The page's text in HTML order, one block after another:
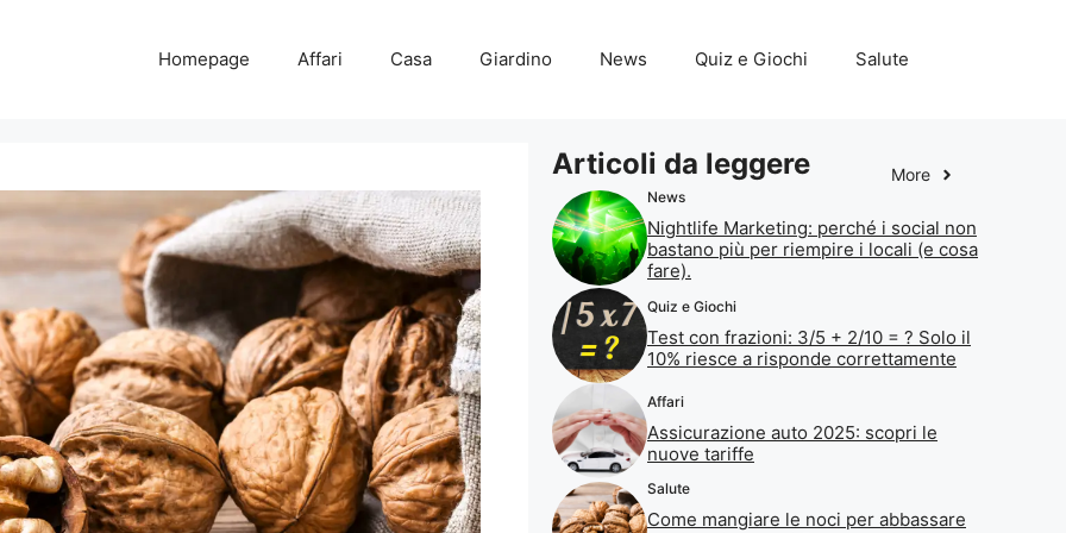
Homepage Affari Casa Giardino News Quiz e Giochi Salute
Articoli da leggere More
News
Nightlife Marketing: perché i social non
bastano più per riempire i locali (e cosa
fare).
Quiz e Giochi
Test con frazioni: 3/5 + 2/10 = ? Solo il
10% riesce a risponde correttamente
Affari
Assicurazione auto 2025: scopri le
nuove tariffe
Salute
Come mangiare le noci per abbassare